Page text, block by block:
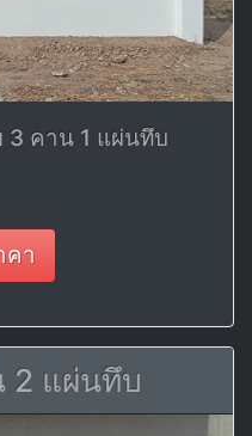
3 คาน 1 แผ่นทึบ
คา
2 แผ่นทึบ